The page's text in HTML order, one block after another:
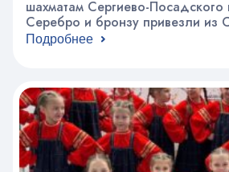
шахматам Сергиево-Посадского
Серебро и бронзу привезли из
ребята из группы Сёги+Сянци ЦТ
по японским шахматам сёги, а
финишировал третьим в турнире
Подробнее